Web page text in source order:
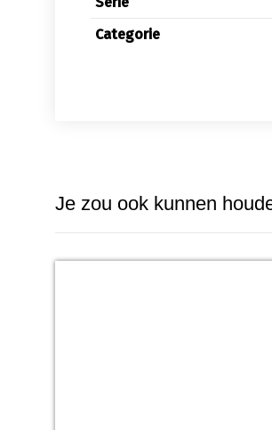
Categorie
Je zou ook kunnen